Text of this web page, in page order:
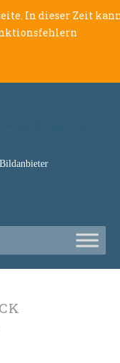
In dieser Zeit